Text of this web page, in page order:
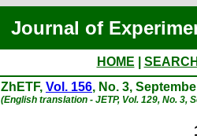
Journal of
HOME
ZhETF, Vol. 156, No. 3,
(English translation - JETP, Vol. 129, No. 3,